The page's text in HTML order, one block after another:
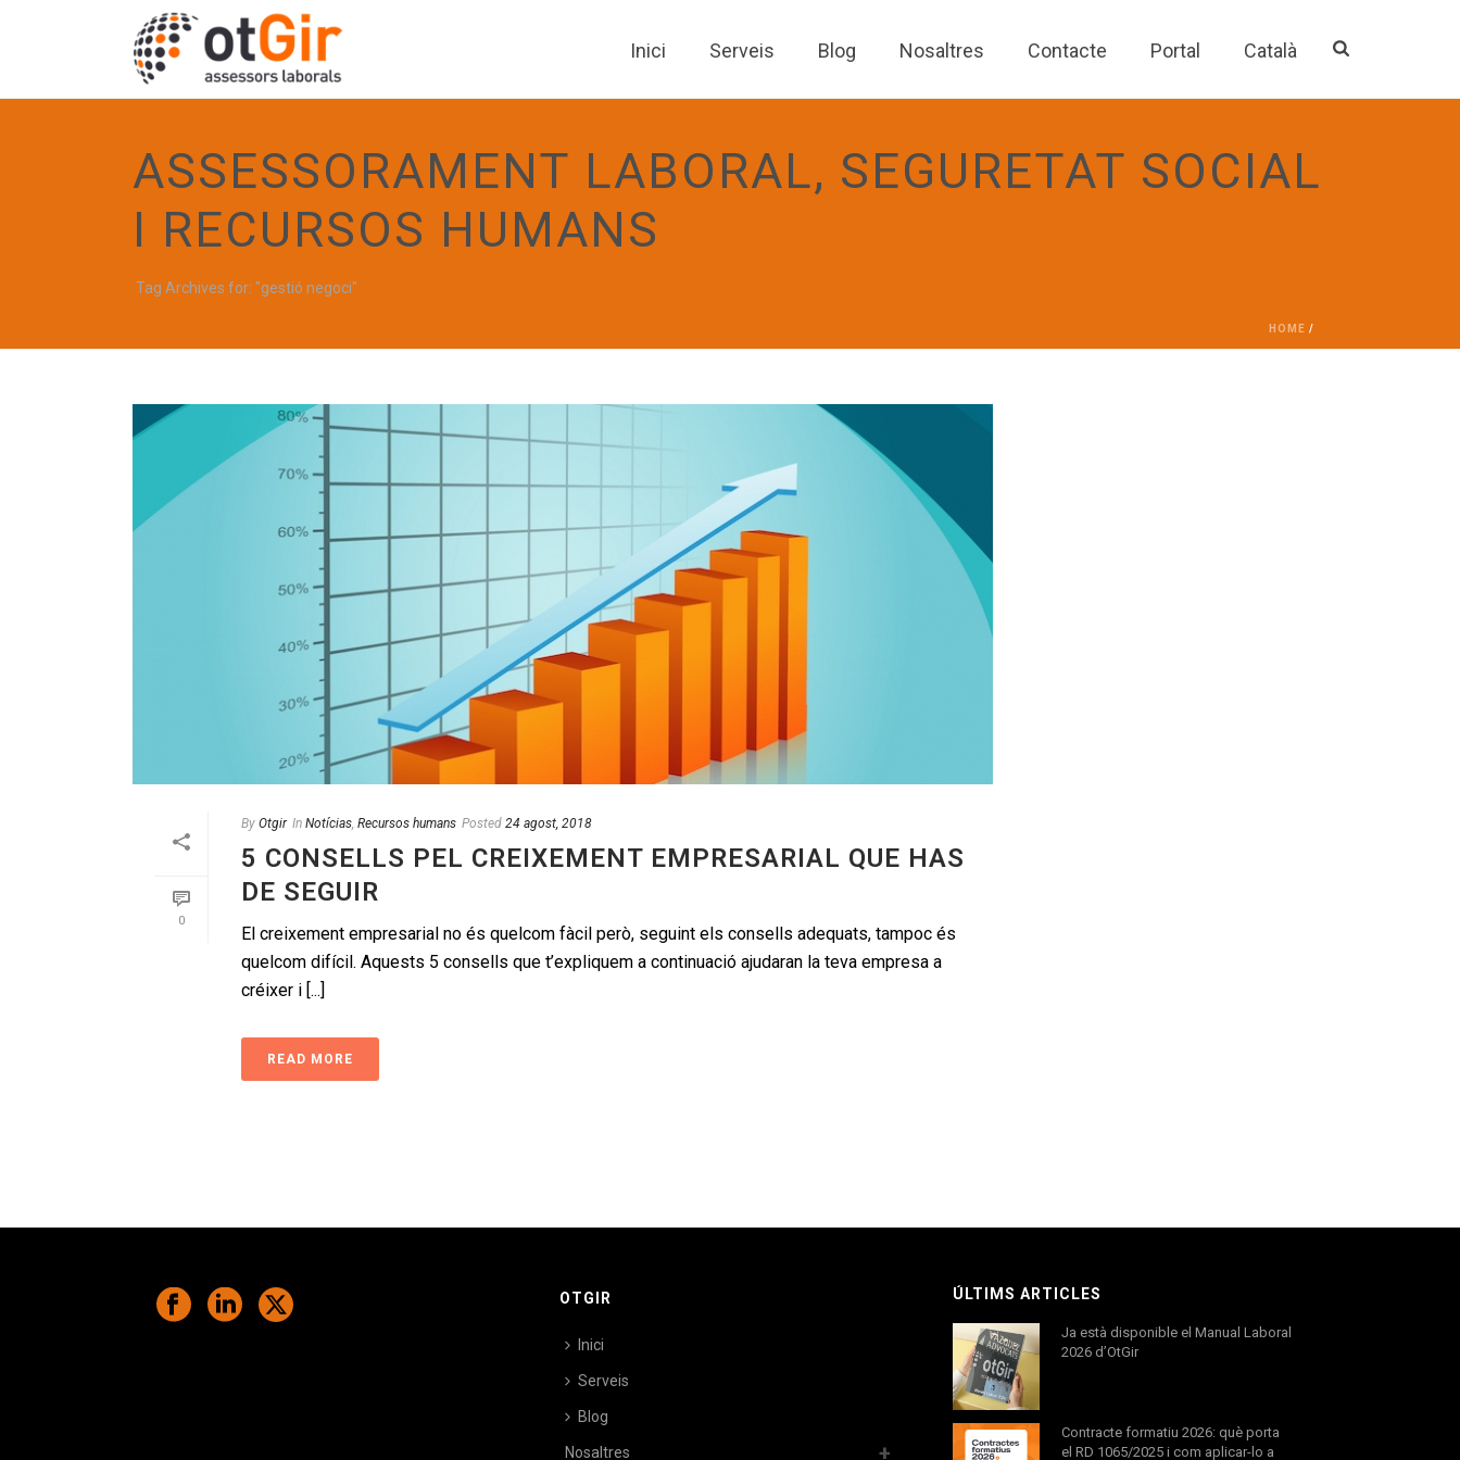
Inici Serveis Blog Nosaltres Contacte Portal Català
ASSESSORAMENT LABORAL, SEGURETAT SOCIAL
I RECURSOS HUMANS
Tag Archives for: "gestió negoci"
HOME /
0
By Otgir In Notícias, Recursos humans Posted 24 agost, 2018
5 CONSELLS PEL CREIXEMENT EMPRESARIAL QUE HAS
DE SEGUIR
El creixement empresarial no és quelcom fàcil però, seguint els consells adequats, tampoc és
quelcom difícil. Aquests 5 consells que t’expliquem a continuació ajudaran la teva empresa a
créixer i [...]
READ MORE
OTGIR
Inici
Serveis
Blog
Nosaltres
ÚLTIMS ARTICLES
Ja està disponible el Manual Laboral
2026 d’OtGir
Contracte formatiu 2026: què porta
el RD 1065/2025 i com aplicar-lo a